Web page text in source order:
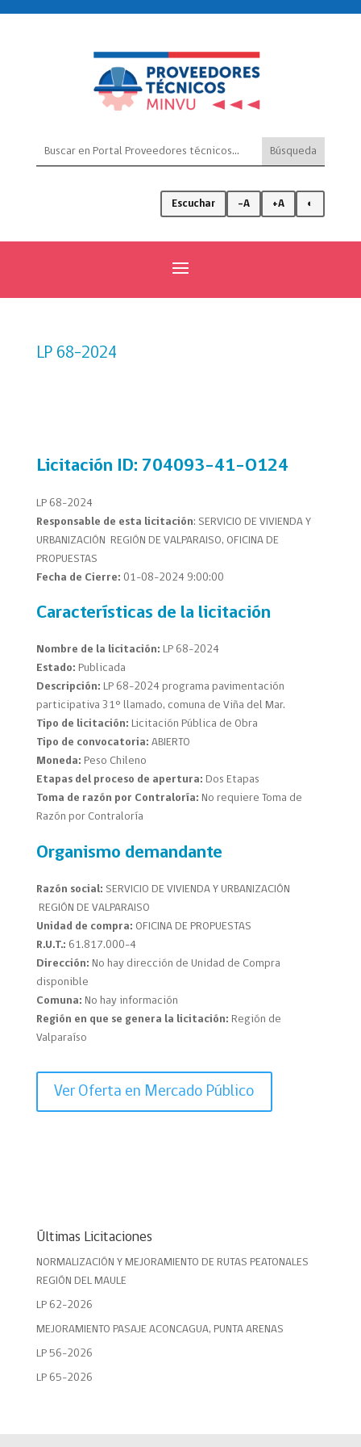
Escuchar -A +A ◐
LP 68-2024
Licitación ID: 704093-41-O124
LP 68-2024
Responsable de esta licitación: SERVICIO DE VIVIENDA Y
URBANIZACIÓN REGIÓN DE VALPARAISO, OFICINA DE
PROPUESTAS
Fecha de Cierre: 01-08-2024 9:00:00
Características de la licitación
Nombre de la licitación: LP 68-2024
Estado: Publicada
Descripción: LP 68-2024 programa pavimentación
participativa 31° llamado, comuna de Viña del Mar.
Tipo de licitación: Licitación Pública de Obra
Tipo de convocatoria: ABIERTO
Moneda: Peso Chileno
Etapas del proceso de apertura: Dos Etapas
Toma de razón por Contraloría: No requiere Toma de
Razón por Contraloría
Organismo demandante
Razón social: SERVICIO DE VIVIENDA Y URBANIZACIÓN
REGIÓN DE VALPARAISO
Unidad de compra: OFICINA DE PROPUESTAS
R.U.T.: 61.817.000-4
Dirección: No hay dirección de Unidad de Compra
disponible
Comuna: No hay información
Región en que se genera la licitación: Región de
Valparaíso
Ver Oferta en Mercado Público
Últimas Licitaciones
NORMALIZACIÓN Y MEJORAMIENTO DE RUTAS PEATONALES
REGIÓN DEL MAULE
LP 62-2026
MEJORAMIENTO PASAJE ACONCAGUA, PUNTA ARENAS
LP 56-2026
LP 65-2026